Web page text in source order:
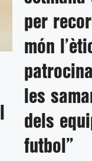
per
món
les
dels
futbol”